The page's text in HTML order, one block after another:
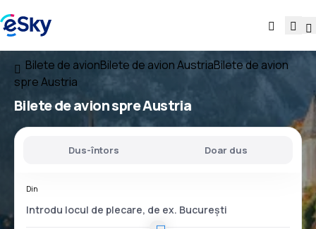
Bilete de avionBilete de avion AustriaBilete de avion
spre Austria
Bilete de avionspre Austria
Dus-întors Doar dus
Din